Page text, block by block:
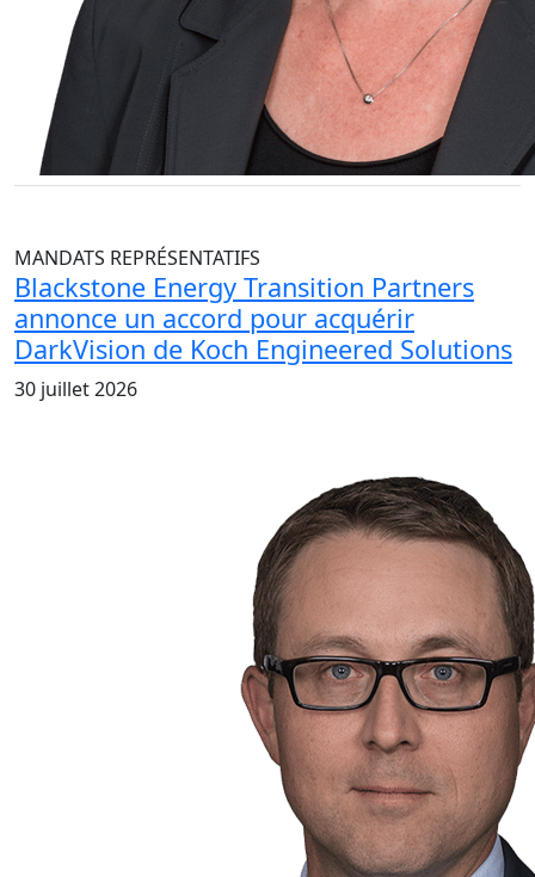
MANDATS REPRÉSENTATIFS
Blackstone Energy Transition Partners
annonce un accord pour acquérir
DarkVision de Koch Engineered Solutions
30 juillet 2026